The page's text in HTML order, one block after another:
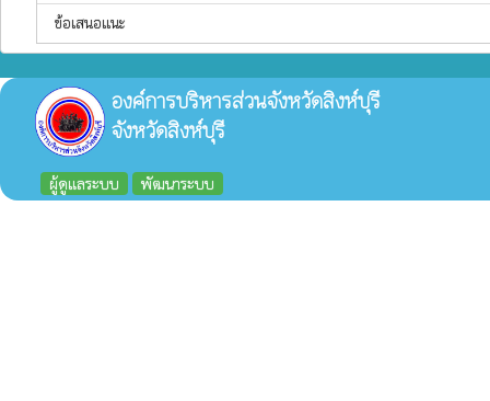
ข้อเสนอแนะ
องค์การบริหารส่วนจังหวัดสิงห์บุรี
จังหวัดสิงห์บุรี
ผู้ดูแลระบบ พัฒนาระบบ